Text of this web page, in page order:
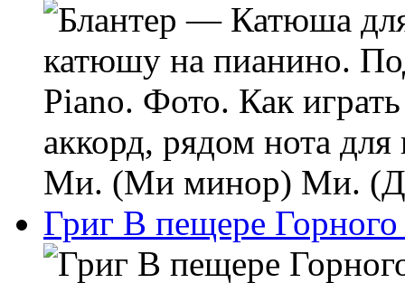
катюшу на пианино.
Piano. Фото. Как
аккорд, рядом нота
Ми. (Ми минор) Ми.
Григ В пещере